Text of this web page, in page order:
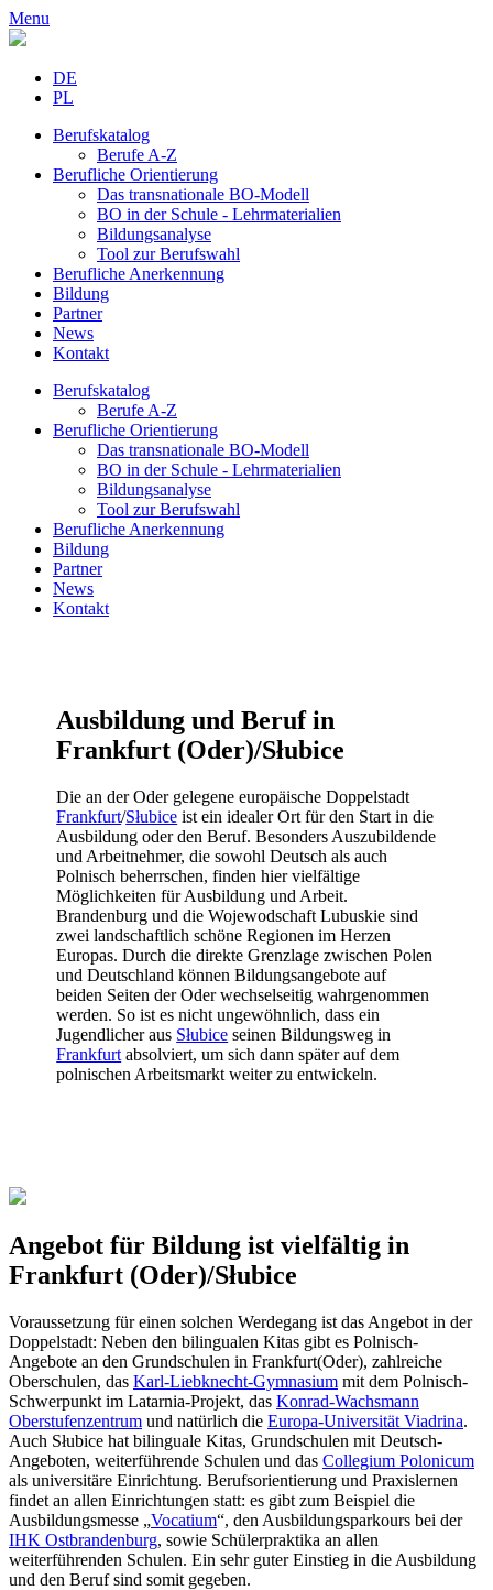
Menu
DE
PL
Berufskatalog
Berufe A-Z
Berufliche Orientierung
Das transnationale BO-Modell
BO in der Schule - Lehrmaterialien
Bildungsanalyse
Tool zur Berufswahl
Berufliche Anerkennung
Bildung
Partner
News
Kontakt
Berufskatalog
Berufe A-Z
Berufliche Orientierung
Das transnationale BO-Modell
BO in der Schule - Lehrmaterialien
Bildungsanalyse
Tool zur Berufswahl
Berufliche Anerkennung
Bildung
Partner
News
Kontakt
Ausbildung und Beruf in
Frankfurt (Oder)/Słubice
Die an der Oder gelegene europäische Doppelstadt
Frankfurt/Słubice ist ein idealer Ort für den Start in die
Ausbildung oder den Beruf. Besonders Auszubildende
und Arbeitnehmer, die sowohl Deutsch als auch
Polnisch beherrschen, finden hier vielfältige
Möglichkeiten für Ausbildung und Arbeit.
Brandenburg und die Wojewodschaft Lubuskie sind
zwei landschaftlich schöne Regionen im Herzen
Europas. Durch die direkte Grenzlage zwischen Polen
und Deutschland können Bildungsangebote auf
beiden Seiten der Oder wechselseitig wahrgenommen
werden. So ist es nicht ungewöhnlich, dass ein
Jugendlicher aus Słubice seinen Bildungsweg in
Frankfurt absolviert, um sich dann später auf dem
polnischen Arbeitsmarkt weiter zu entwickeln.
Angebot für Bildung ist vielfältig in
Frankfurt (Oder)/Słubice
Voraussetzung für einen solchen Werdegang ist das Angebot in der
Doppelstadt: Neben den bilingualen Kitas gibt es Polnisch-
Angebote an den Grundschulen in Frankfurt(Oder), zahlreiche
Oberschulen, das Karl-Liebknecht-Gymnasium mit dem Polnisch-
Schwerpunkt im Latarnia-Projekt, das Konrad-Wachsmann
Oberstufenzentrum und natürlich die Europa-Universität Viadrina.
Auch Słubice hat bilinguale Kitas, Grundschulen mit Deutsch-
Angeboten, weiterführende Schulen und das Collegium Polonicum
als universitäre Einrichtung. Berufsorientierung und Praxislernen
findet an allen Einrichtungen statt: es gibt zum Beispiel die
Ausbildungsmesse „Vocatium“, den Ausbildungsparkours bei der
IHK Ostbrandenburg, sowie Schülerpraktika an allen
weiterführenden Schulen. Ein sehr guter Einstieg in die Ausbildung
und den Beruf sind somit gegeben.